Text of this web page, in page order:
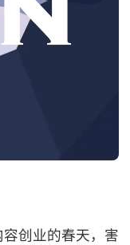
创业的春天，害